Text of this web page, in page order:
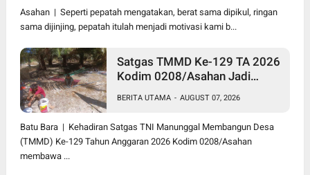
Asahan | Seperti pepatah mengatakan, berat sama dipikul, ringan
sama dijinjing, pepatah itulah menjadi motivasi kami b...
Satgas TMMD Ke-129 TA 2026
Kodim 0208/Asahan Jadi
Maghribi yang Mulai Rapuh
BERITA UTAMA - AUGUST 07, 2026
Batu Bara | Kehadiran Satgas TNI Manunggal Membangun Desa
(TMMD) Ke-129 Tahun Anggaran 2026 Kodim 0208/Asahan
membawa ...